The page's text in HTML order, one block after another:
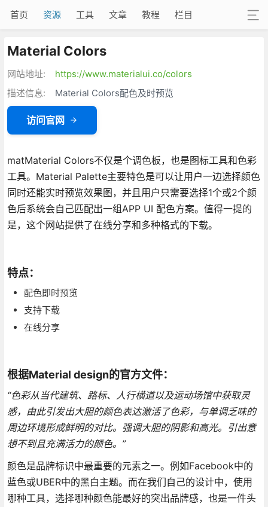
首页 资源 工具 文章 教程 栏目
Material Colors
网站地址:
https://www.materialui.co/colors
描述信息:
Material Colors配色及时预览
访问官网
matMaterial Colors不仅是个调色板，也是图标工具和色彩
工具。Material Palette主要特色是可以让用户一边选择颜色
同时还能实时预览效果图，并且用户只需要选择1个或2个颜
色后系统会自己匹配出一组APP UI 配色方案。值得一提的
是，这个网站提供了在线分享和多种格式的下载。
特点：
配色即时预览
支持下载
在线分享
根据Material design的官方文件：
“色彩从当代建筑、路标、人行横道以及运动场馆中获取灵
感，由此引发出大胆的颜色表达激活了色彩，与单调乏味的
周边环境形成鲜明的对比。强调大胆的阴影和高光。引出意
想不到且充满活力的颜色。”
颜色是品牌标识中最重要的元素之一。例如Facebook中的
蓝色或UBER中的黑白主题。而在我们自己的设计中，使用
哪种工具，选择哪种颜色能最好的突出品牌感，也是一件头